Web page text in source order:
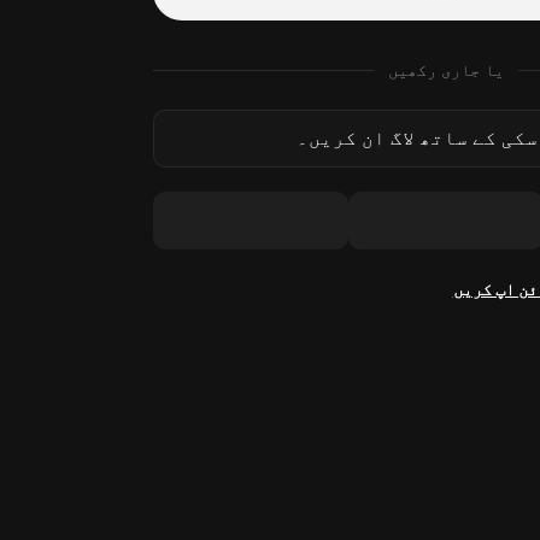
یا جاری رکھیں
کے ساتھ لاگ ان کریں۔
اپ کریں